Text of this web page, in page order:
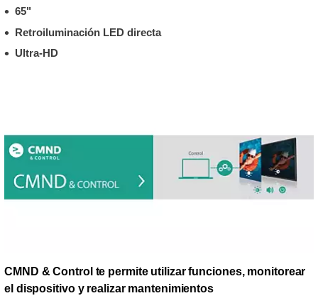
65"
Retroiluminación LED directa
Ultra-HD
CMND & Control te permite utilizar funciones, monitorear
el dispositivo y realizar mantenimientos